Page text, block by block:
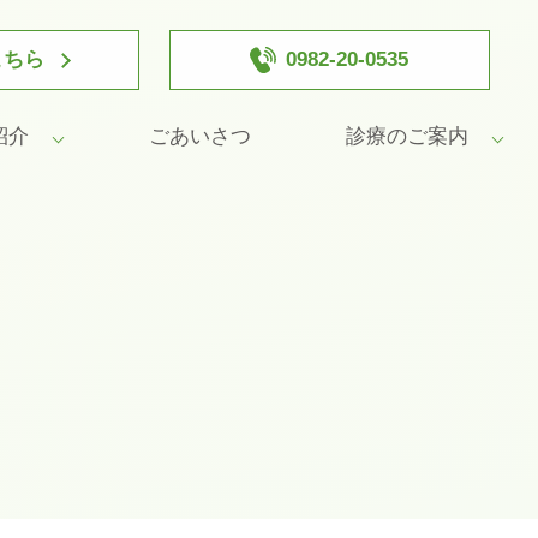
ら 0982-20-0535
介 ごあいさつ 診療のご案内